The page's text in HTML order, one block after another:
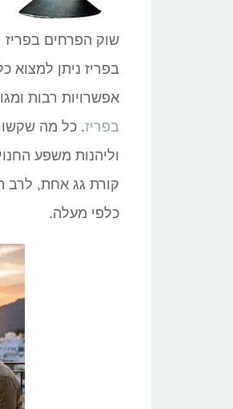
שוק הפרחים בפריז
בפריז ניתן למצוא
אפשרויות רבות
בפריז. כל מה
וליהנות משפע
קורת גג אחת, לרב
כלפי מעלה.